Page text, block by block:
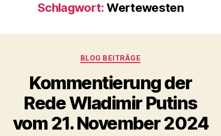
Schlagwort: Wertewesten
Kategorien
BLOG BEITRÄGE
Kommentierung der
Rede Wladimir Putins
vom 21. November 2024